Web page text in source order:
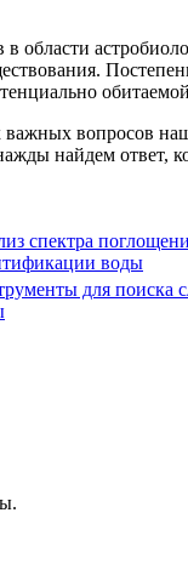
вопросов
найдем ответ,
спектра
воды
для поиска